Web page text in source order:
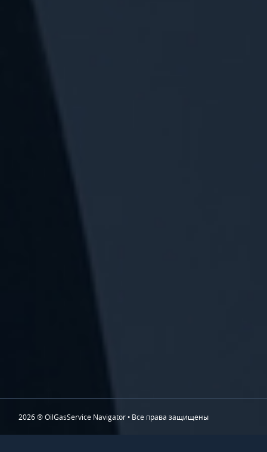
2026 ® OilGasService Navigator • Все права защищены